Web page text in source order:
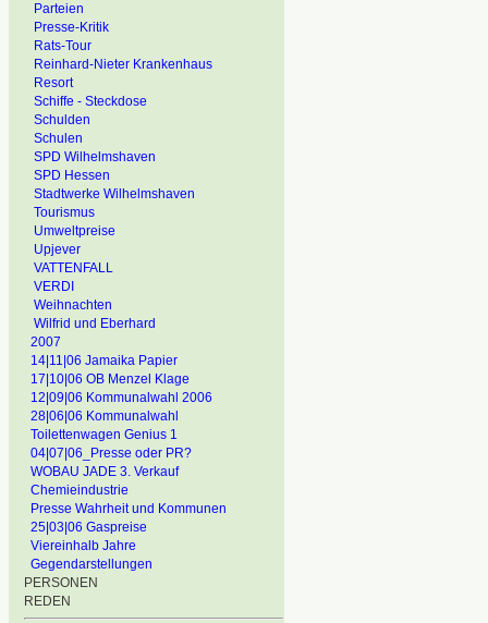
Parteien
Presse-Kritik
Rats-Tour
Reinhard-Nieter Krankenhaus
Resort
Schiffe - Steckdose
Schulden
Schulen
SPD Wilhelmshaven
SPD Hessen
Stadtwerke Wilhelmshaven
Tourismus
Umweltpreise
Upjever
VATTENFALL
VERDI
Weihnachten
Wilfrid und Eberhard
2007
14|11|06 Jamaika Papier
17|10|06 OB Menzel Klage
12|09|06 Kommunalwahl 2006
28|06|06 Kommunalwahl
Toilettenwagen Genius 1
04|07|06_Presse oder PR?
WOBAU JADE 3. Verkauf
Chemieindustrie
Presse Wahrheit und Kommunen
25|03|06 Gaspreise
Viereinhalb Jahre
Gegendarstellungen
PERSONEN
REDEN